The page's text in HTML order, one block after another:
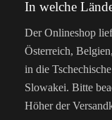
In welche
Der Onlineshop
Österreich,
in die
Slowakei. Bitte
Höher der